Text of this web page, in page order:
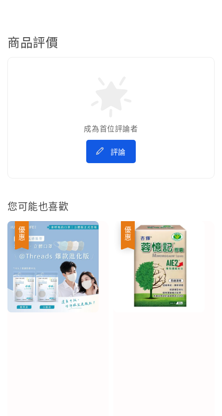
商品評價
成為首位評論者
評論
您可能也喜歡
優惠 優惠